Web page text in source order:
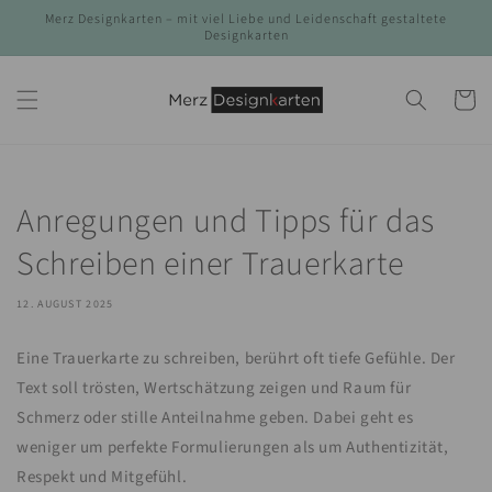
zum
Merz Designkarten – mit viel Liebe und Leidenschaft gestaltete
Designkarten
Anregungen und Tipps für das
Schreiben einer Trauerkarte
12. AUGUST 2025
Eine Trauerkarte zu schreiben, berührt oft tiefe Gefühle. Der
Text soll trösten, Wertschätzung zeigen und Raum für
Schmerz oder stille Anteilnahme geben. Dabei geht es
weniger um perfekte Formulierungen als um Authentizität,
Respekt und Mitgefühl.